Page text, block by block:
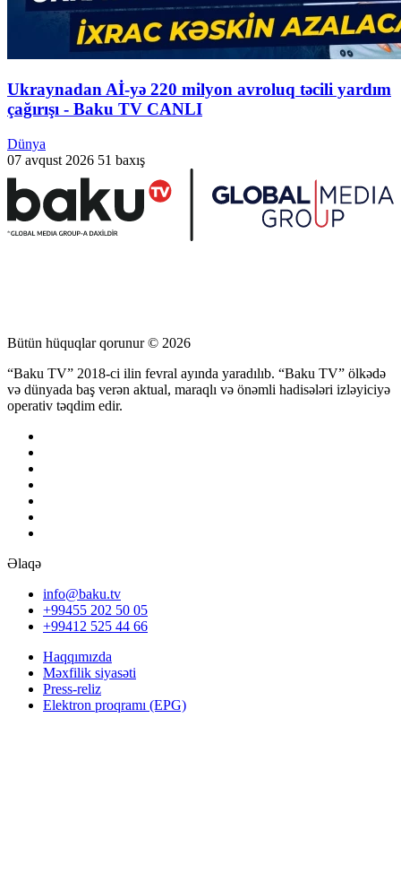
Ukraynadan Aİ-yə 220 milyon avroluq təcili yardım
çağırışı - Baku TV CANLI
Dünya
07 avqust 2026 51 baxış
Bütün hüquqlar qorunur © 2026
“Baku TV” 2018-ci ilin fevral ayında yaradılıb. “Baku TV” ölkədə
və dünyada baş verən aktual, maraqlı və önəmli hadisələri izləyiciyə
operativ təqdim edir.
Əlaqə
info@baku.tv
+99455 202 50 05
+99412 525 44 66
Haqqımızda
Məxfilik siyasəti
Press-reliz
Elektron proqramı (EPG)